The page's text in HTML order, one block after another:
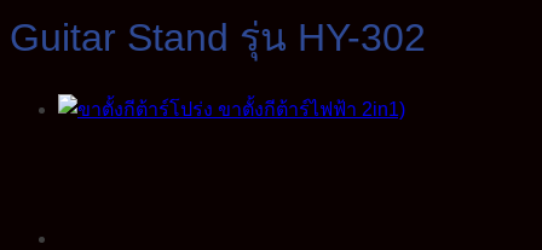
Guitar Stand รุ่น HY-302